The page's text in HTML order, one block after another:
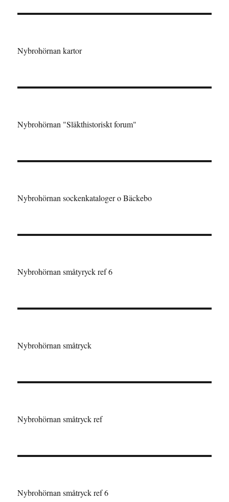
Nybrohörnan kartor
Nybrohörnan "Släkthistoriskt forum"
Nybrohörnan sockenkataloger o Bäckebo
Nybrohörnan småtyryck ref 6
Nybrohörnan småtryck
Nybrohörnan småtryck ref
Nybrohörnan småtryck ref 6